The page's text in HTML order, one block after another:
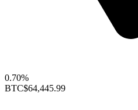
0.70%
BTC$64,445.99